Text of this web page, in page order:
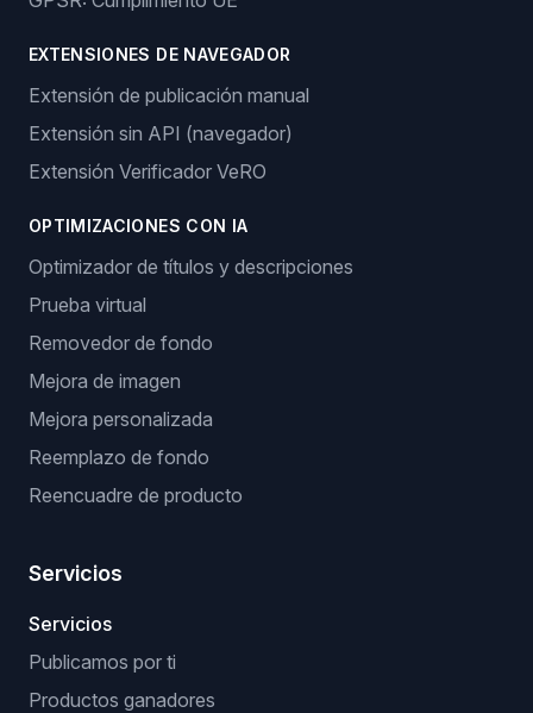
EXTENSIONES DE NAVEGADOR
Extensión de publicación manual
Extensión sin API (navegador)
Extensión Verificador VeRO
OPTIMIZACIONES CON IA
Optimizador de títulos y descripciones
Prueba virtual
Removedor de fondo
Mejora de imagen
Mejora personalizada
Reemplazo de fondo
Reencuadre de producto
Servicios
Servicios
Publicamos por ti
Productos ganadores